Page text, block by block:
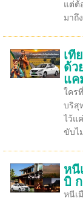
แต่ต้
มาถึ
เที่
ด้ว
แค
ใคร
บริสุ
ไว้แ
ขับไ
หนี
บิ
หนีเ